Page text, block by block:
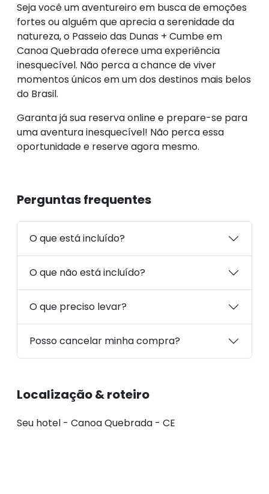
Seja você um aventureiro em busca de emoções
fortes ou alguém que aprecia a serenidade da
natureza, o Passeio das Dunas + Cumbe em
Canoa Quebrada oferece uma experiência
inesquecível. Não perca a chance de viver
momentos únicos em um dos destinos mais belos
do Brasil.
Garanta já sua reserva online e prepare-se para
uma aventura inesquecível! Não perca essa
oportunidade e reserve agora mesmo.
Perguntas frequentes
O que está incluído?
O que não está incluído?
O que preciso levar?
Posso cancelar minha compra?
Localização & roteiro
Seu hotel - Canoa Quebrada - CE